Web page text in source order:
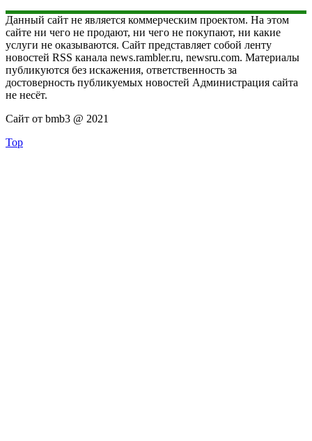
Данный сайт не является коммерческим проектом. На этом
сайте ни чего не продают, ни чего не покупают, ни какие
услуги не оказываются. Сайт представляет собой ленту
новостей RSS канала news.rambler.ru, newsru.com. Материалы
публикуются без искажения, ответственность за
достоверность публикуемых новостей Администрация сайта
не несёт.
Сайт от bmb3 @ 2021
Top